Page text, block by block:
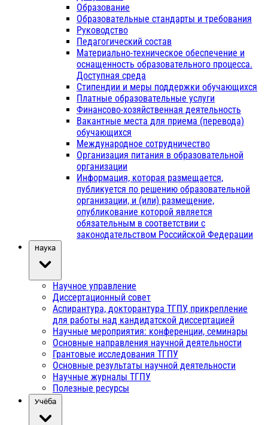
Образование
Образовательные стандарты и требования
Руководство
Педагогический состав
Материально-техническое обеспечение и
оснащенность образовательного процесса.
Доступная среда
Стипендии и меры поддержки обучающихся
Платные образовательные услуги
Финансово-хозяйственная деятельность
Вакантные места для приема (перевода)
обучающихся
Международное сотрудничество
Организация питания в образовательной
организации
Информация, которая размещается,
публикуется по решению образовательной
организации, и (или) размещение,
опубликование которой является
обязательным в соответствии с
законодательством Российской Федерации
Наука
Научное управление
Диссертационный совет
Аспирантура, докторантура ТГПУ, прикрепление
для работы над кандидатской диссертацией
Научные мероприятия: конференции, семинары
Основные направления научной деятельности
Грантовые исследования ТГПУ
Основные результаты научной деятельности
Научные журналы ТГПУ
Полезные ресурсы
Учёба